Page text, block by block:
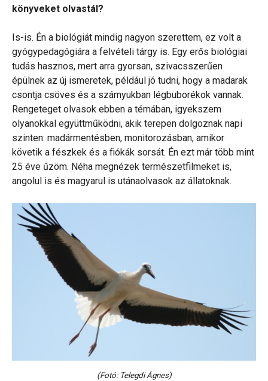
könyveket olvastál?
Is-is. Én a biológiát mindig nagyon szerettem, ez volt a
gyógypedagógiára a felvételi tárgy is. Egy erős biológiai
tudás hasznos, mert arra gyorsan, szivacsszerűen
épülnek az új ismeretek, például jó tudni, hogy a madarak
csontja csöves és a szárnyukban légbuborékok vannak.
Rengeteget olvasok ebben a témában, igyekszem
olyanokkal együttműködni, akik terepen dolgoznak napi
szinten: madármentésben, monitorozásban, amikor
követik a fészkek és a fiókák sorsát. Én ezt már több mint
25 éve űzöm. Néha megnézek természetfilmeket is,
angolul is és magyarul is utánaolvasok az állatoknak.
(Fotó: Telegdi Ágnes)